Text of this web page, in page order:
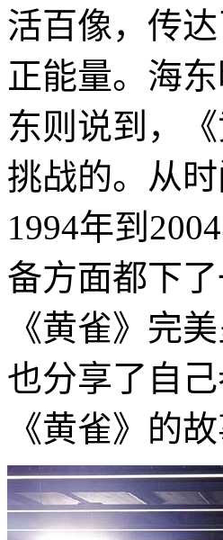
活百像，传
正能量。海
东则说到，
挑战的。从
1994年到
备方面都下
《黄雀》完
也分享了自
《黄雀》的